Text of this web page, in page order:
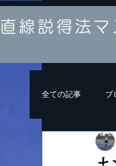
直線説得法マ
全ての記事 ブ